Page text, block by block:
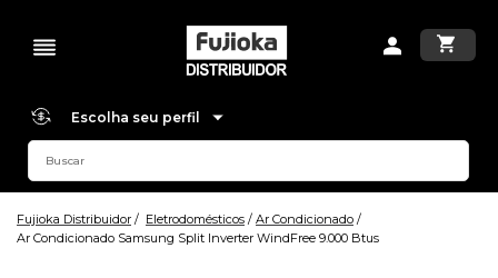
Escolha seu perfil
Fujioka Distribuidor Eletrodomésticos
Ar Condicionado
Ar Condicionado Samsung Split Inverter WindFree 9.000 Btus